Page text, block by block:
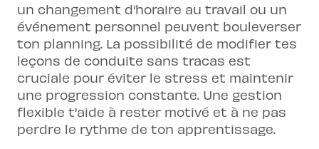
un changement d'horaire au travail ou un
événement personnel peuvent bouleverser
ton planning. La possibilité de modifier tes
leçons de conduite sans tracas est
cruciale pour éviter le stress et maintenir
une progression constante. Une gestion
flexible t'aide à rester motivé et à ne pas
perdre le rythme de ton apprentissage.